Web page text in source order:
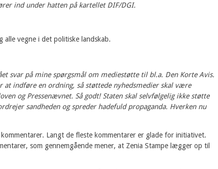
ind under hatten på kartellet DIF/DGI.
vegne i det politiske landskab.
svar på mine spørgsmål om mediestøtte til bl.a. Den Korte Avis.
at indføre en ordning, så støttede nyhedsmedier skal være
og Pressenævnet. Så godt! Staten skal selvfølgelig ikke støtte
sandheden og spreder hadefuld propaganda. Hverken nu
Langt de fleste kommentarer er glade for initiativet.
som gennemgående mener, at Zenia Stampe lægger op til